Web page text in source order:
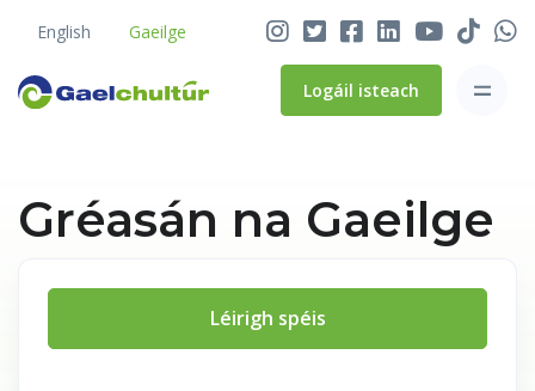
English Gaeilge
Logáil isteach
Gréasán na Gaeilge
Léirigh spéis